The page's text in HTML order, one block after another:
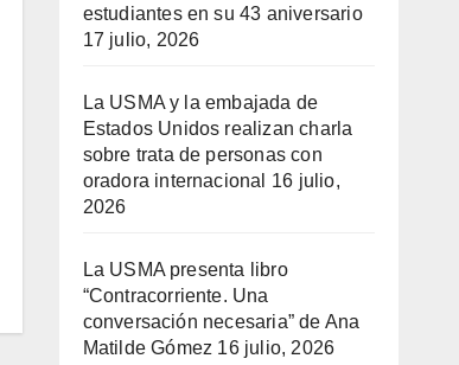
estudiantes en su 43 aniversario
17 julio, 2026
La USMA y la embajada de
Estados Unidos realizan charla
sobre trata de personas con
oradora internacional
16 julio,
2026
La USMA presenta libro
“Contracorriente. Una
conversación necesaria” de Ana
Matilde Gómez 16 julio, 2026